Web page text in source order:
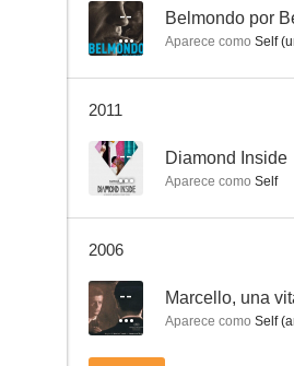
-- Belmondo por
Aparece como Self
2011
-- Diamond Inside
Aparece como Self
2006
-- Marcello, una
Aparece como Self